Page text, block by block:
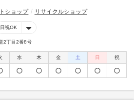
ショップ リサイクルショップ
日祝OK
2丁目2番8号
水 木 金 土 日 祝